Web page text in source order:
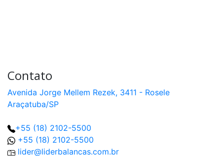
Contato
Avenida Jorge Mellem Rezek, 3411 - Rosele
Araçatuba/SP
+55 (18) 2102-5500
+55 (18) 2102-5500
lider@liderbalancas.com.br